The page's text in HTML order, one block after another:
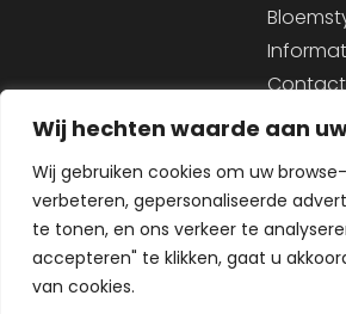
Wij hechten waarde aan
Wij gebruiken cookies om uw
verbeteren, gepersonaliseerde
te tonen, en ons verkeer te
accepteren" te klikken, gaat u
van cookies.
Contact
Service
Contact
Sitemap
Cookiebeleid
KVK:
BTW nr:
IBAN: